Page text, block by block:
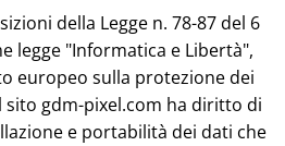
della Legge n. 78-87 del 6
legge "Informatica e Libertà",
europeo sulla protezione dei
sito gdm-pixel.com ha diritto di
e portabilità dei dati che